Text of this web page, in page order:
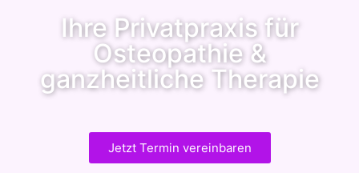
Ihre Privatpraxis für
Osteopathie &
ganzheitliche Therapie
Jetzt Termin vereinbaren